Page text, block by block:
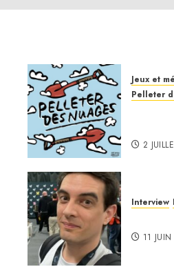
Jeux et
Pelleter
2
Interview
11